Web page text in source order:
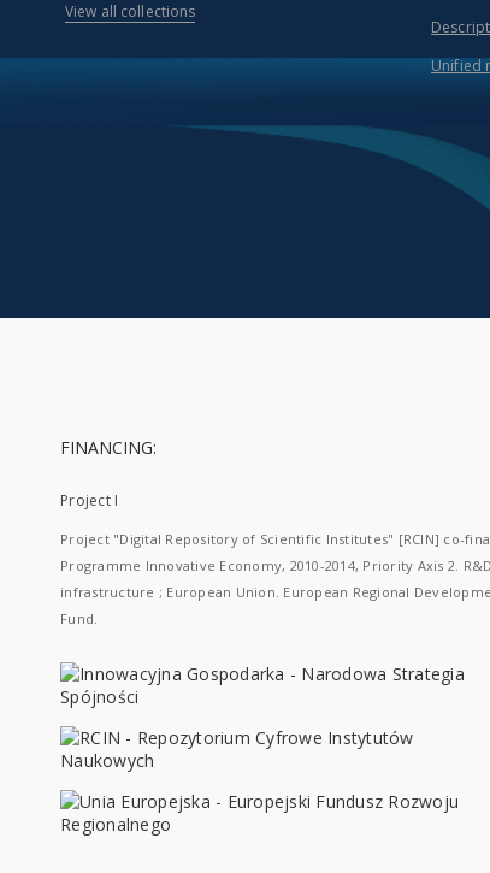
View all collections
Unified
FINANCING:
Project I
Project "Digital Repository of Scientific Institutes" [RCIN] co-
Programme Innovative Economy, 2010-2014, Priority Axis 2. R&D
infrastructure ; European Union. European Regional
Fund.